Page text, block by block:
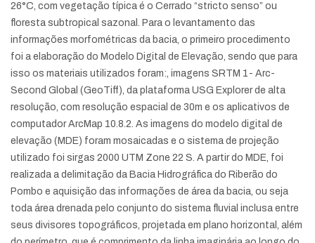
26°C, com vegetação típica é o Cerrado “stricto senso” ou
floresta subtropical sazonal. Para o levantamento das
informações morfométricas da bacia, o primeiro procedimento
foi a elaboração do Modelo Digital de Elevação, sendo que para
isso os materiais utilizados foram:, imagens SRTM 1- Arc-
Second Global (GeoTiff), da plataforma USG Explorer de alta
resolução, com resolução espacial de 30m e os aplicativos de
computador ArcMap 10.8.2. As imagens do modelo digital de
elevação (MDE) foram mosaicadas e o sistema de projeção
utilizado foi sirgas 2000 UTM Zone 22 S. A partir do MDE, foi
realizada a delimitação da Bacia Hidrográfica do Riberão do
Pombo e aquisição das informações de área da bacia, ou seja
toda área drenada pelo conjunto do sistema fluvial inclusa entre
seus divisores topográficos, projetada em plano horizontal, além